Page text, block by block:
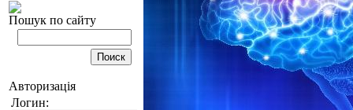
Пошук по сайту
Авторизація
Логин: